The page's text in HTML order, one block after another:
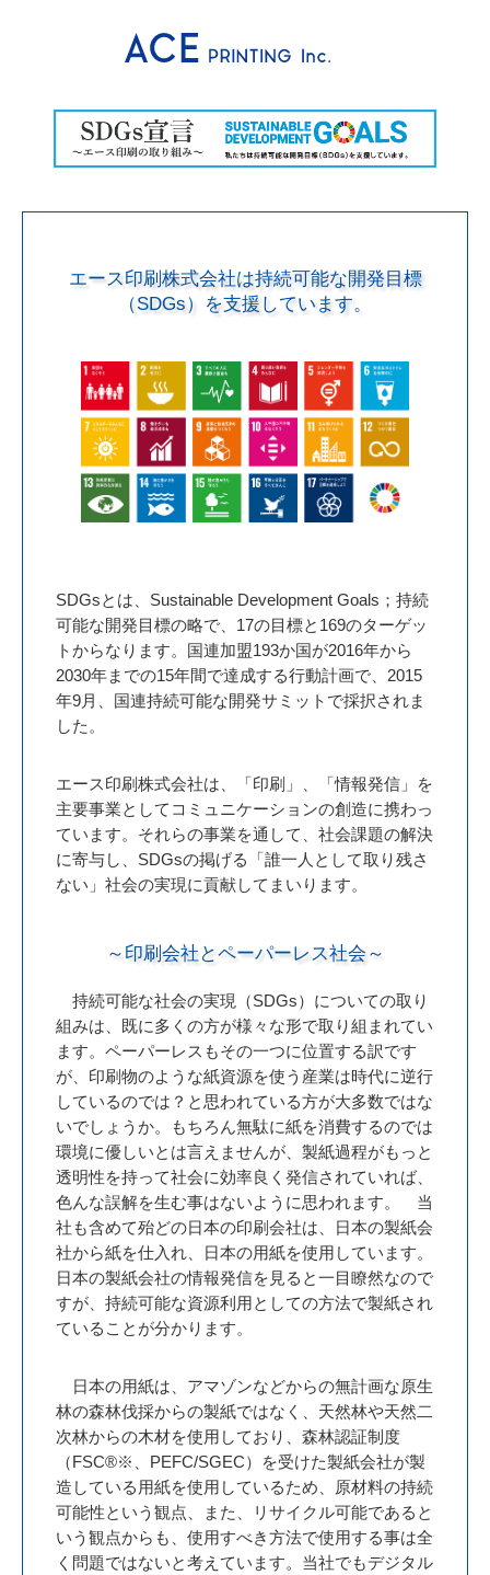
エース印刷株式会社は持続可能な開発目標
（SDGs）を支援しています。
SDGsとは、Sustainable Development Goals；持続
可能な開発目標の略で、17の目標と169のターゲッ
トからなります。国連加盟193か国が2016年から
2030年までの15年間で達成する行動計画で、2015
年9月、国連持続可能な開発サミットで採択されま
した。
エース印刷株式会社は、「印刷」、「情報発信」を
主要事業としてコミュニケーションの創造に携わっ
ています。それらの事業を通して、社会課題の解決
に寄与し、SDGsの掲げる「誰一人として取り残さ
ない」社会の実現に貢献してまいります。
～印刷会社とペーパーレス社会～
持続可能な社会の実現（SDGs）についての取り
組みは、既に多くの方が様々な形で取り組まれてい
ます。ペーパーレスもその一つに位置する訳です
が、印刷物のような紙資源を使う産業は時代に逆行
しているのでは？と思われている方が大多数ではな
いでしょうか。もちろん無駄に紙を消費するのでは
環境に優しいとは言えませんが、製紙過程がもっと
透明性を持って社会に効率良く発信されていれば、
色んな誤解を生む事はないように思われます。 当
社も含めて殆どの日本の印刷会社は、日本の製紙会
社から紙を仕入れ、日本の用紙を使用しています。
日本の製紙会社の情報発信を見ると一目瞭然なので
すが、持続可能な資源利用としての方法で製紙され
ていることが分かります。
日本の用紙は、アマゾンなどからの無計画な原生
林の森林伐採からの製紙ではなく、天然林や天然二
次林からの木材を使用しており、森林認証制度
（FSC®※、PEFC/SGEC）を受けた製紙会社が製
造している用紙を使用しているため、原材料の持続
可能性という観点、また、リサイクル可能であると
いう観点からも、使用すべき方法で使用する事は全
く問題ではないと考えています。当社でもデジタル